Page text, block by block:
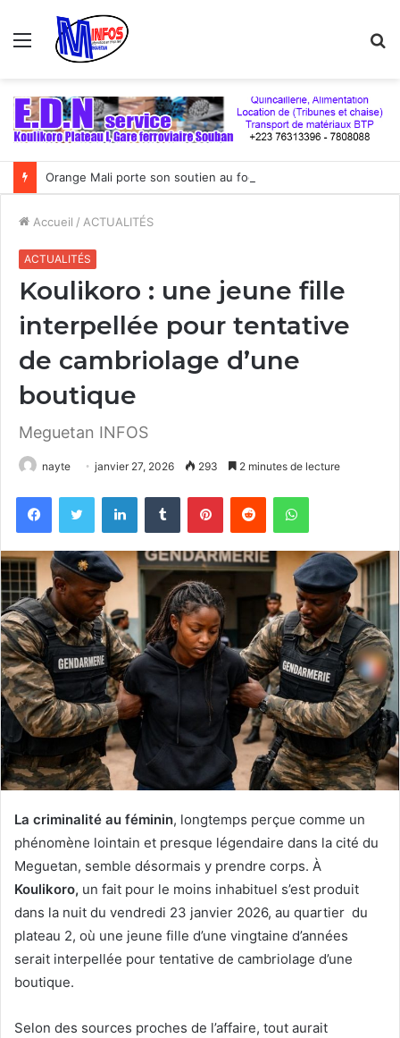
Menu
Accueil / ACTUALITÉS
ACTUALITÉS
Koulikoro : une jeune fille
interpellée pour tentative
de cambriolage d’une
boutique
Meguetan INFOS
nayte janvier 27, 2026 293 2 minutes de lecture
La criminalité au féminin, longtemps perçue comme un
phénomène lointain et presque légendaire dans la cité du
Meguetan, semble désormais y prendre corps. À
Koulikoro, un fait pour le moins inhabituel s’est produit
dans la nuit du vendredi 23 janvier 2026, au quartier du
plateau 2, où une jeune fille d’une vingtaine d’années
serait interpellée pour tentative de cambriolage d’une
boutique.
Selon des sources proches de l’affaire, tout aurait